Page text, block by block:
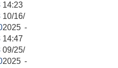
14:23
10/16/
2025 -
14:47
09/25/
2025 -